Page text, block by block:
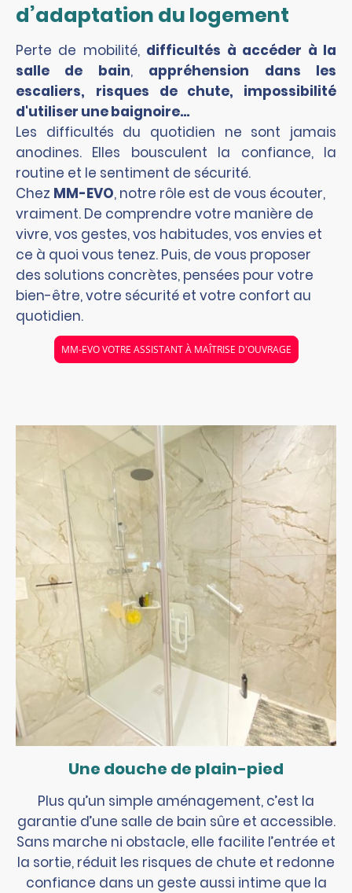
d’adaptation du logement
Perte de mobilité, difficultés à accéder à la
salle de bain, appréhension dans les
escaliers,
risques de chute, impossibilité
d'utiliser une baignoire…
Les difficultés du quotidien ne sont jamais
anodines. Elles bousculent la confiance, la
routine et le sentiment de sécurité.
Chez MM-EVO, notre rôle est de vous écouter,
vraiment. De comprendre votre manière de
vivre, vos gestes, vos habitudes, vos envies et
ce à quoi vous tenez. Puis, de vous proposer
des solutions concrètes, pensées pour votre
bien-être, votre sécurité et votre confort au
quotidien.
MM-EVO VOTRE ASSISTANT À MAÎTRISE D'OUVRAGE
Une douche de plain-pied
Plus qu’un simple aménagement, c’est la
garantie d’une salle de bain sûre et accessible.
Sans marche ni obstacle, elle facilite l’entrée et
la sortie, réduit les risques de chute et redonne
confiance dans un geste aussi intime que la